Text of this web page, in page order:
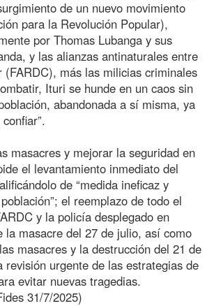
de un nuevo movimiento
para la Revolución Popular),
por Thomas Lubanga y sus
y las alianzas antinaturales entre
(FARDC), más las milicias criminales
Ituri se hunde en un caos sin
abandonada a sí misma, ya
masacres y mejorar la seguridad en
el levantamiento inmediato del
de “medida ineficaz y
el reemplazo de todo el
y la policía desplegado en
la masacre del 27 de julio, así como
masacres y la destrucción del 21 de
revisión urgente de las estrategias de
evitar nuevas tragedias.
31/7/2025)